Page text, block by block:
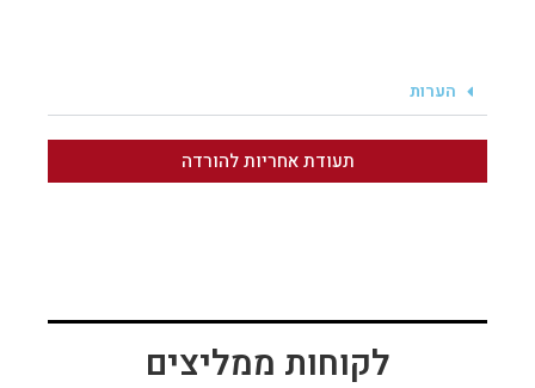
הערות
תעודת אחריות להורדה
לקוחות ממליצים